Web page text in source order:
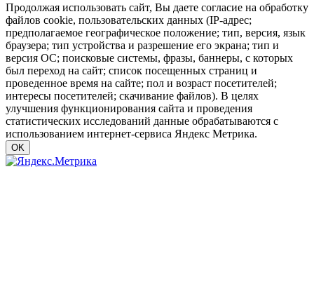
Продолжая использовать сайт, Вы даете согласие на обработку
файлов cookie, пользовательских данных (IP-адрес;
предполагаемое географическое положение; тип, версия, язык
браузера; тип устройства и разрешение его экрана; тип и
версия ОС; поисковые системы, фразы, баннеры, с которых
был переход на сайт; список посещенных страниц и
проведенное время на сайте; пол и возраст посетителей;
интересы посетителей; скачивание файлов). В целях
улучшения функционирования сайта и проведения
статистических исследований данные обрабатываются с
использованием интернет-сервиса Яндекс Метрика.
OK